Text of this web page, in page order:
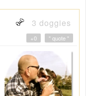
3 doggies
" quote "
+0